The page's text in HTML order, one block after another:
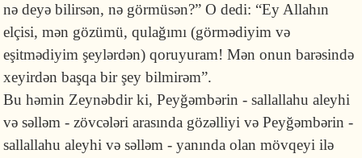
nə deyə bilirsən, nə görmüsən?” O dedi: “Ey Allahın
elçisi, mən gö­zümü, qulağımı (görmədiyim və
eşitmədiyim şeylər­dən) qoruyuram! Mən onun barəsində
xeyirdən başqa bir şey bilmirəm”.
Bu həmin Zeynəbdir ki, Peyğəmbərin - sallallahu aleyhi
və səlləm - zövcələri arasında gözəlliyi və Pey­ğəm­bə­rin -
sallallahu aleyhi və səlləm - yanında olan mövqeyi ilə